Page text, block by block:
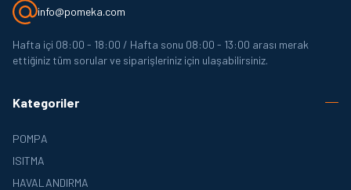
info@pomeka.com
Hafta içi 08:00 - 18:00 / Hafta sonu 08:00 - 13:00 arası merak
ettiğiniz tüm sorular ve siparişleriniz için ulaşabilirsiniz.
Kategoriler
POMPA
ISITMA
HAVALANDIRMA